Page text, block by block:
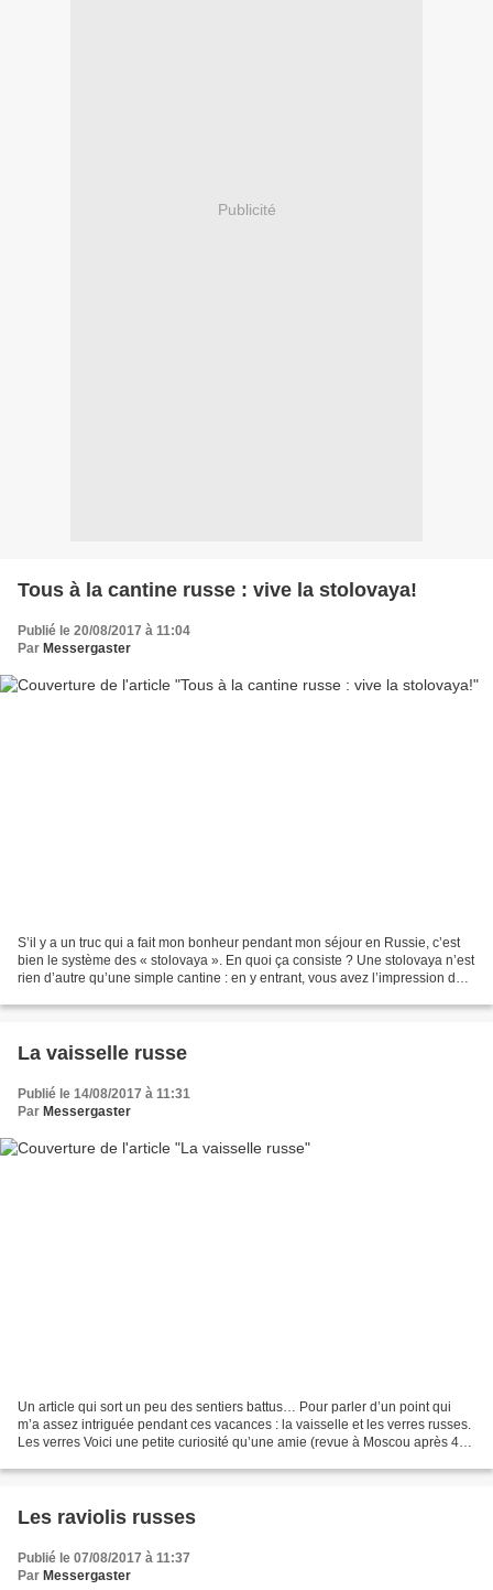
Publicité
Tous à la cantine russe : vive la stolovaya!
Publié le 20/08/2017 à 11:04
Par Messergaster
S’il y a un truc qui a fait mon bonheur pendant mon séjour en Russie, c’est
bien le système des « stolovaya ». En quoi ça consiste ? Une stolovaya n’est
rien d’autre qu’une simple cantine : en y entrant, vous avez l’impression de
La vaisselle russe
Publié le 14/08/2017 à 11:31
Par Messergaster
Un article qui sort un peu des sentiers battus… Pour parler d’un point qui
m’a assez intriguée pendant ces vacances : la vaisselle et les verres russes.
Les verres Voici une petite curiosité qu’une amie (revue à Moscou après 4
Les raviolis russes
Publié le 07/08/2017 à 11:37
Par Messergaster